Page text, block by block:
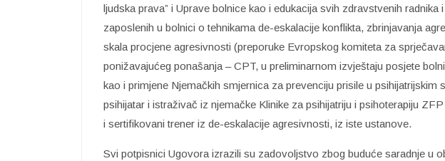
ljudska prava” i Uprave bolnice kao i edukacija svih zdravstvenih radnika
zaposlenih u bolnici o tehnikama de-eskalacije konflikta, zbrinjavanja
skala procjene agresivnosti (preporuke Evropskog komiteta za
ponižavajućeg ponašanja – CPT, u preliminarnom izvještaju posjete
kao i primjene Njemačkih smjernica za prevenciju prisile u psihijatrijskim
psihijatar i istraživač iz njemačke Klinike za psihijatriju i psihoterapiju
i sertifikovani trener iz de-eskalacije agresivnosti, iz iste ustanove.
Svi potpisnici Ugovora izrazili su zadovoljstvo zbog buduće saradnje u